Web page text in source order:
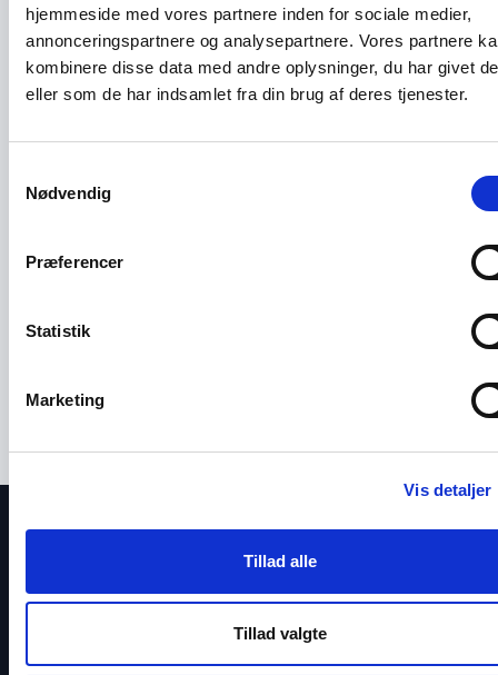
hjemmeside med vores partnere inden for sociale medier,
annonceringspartnere og analysepartnere. Vores partnere
kombinere disse data med andre oplysninger, du har givet
eller som de har indsamlet fra din brug af deres tjenester.
Nødvendig
Præferencer
Statistik
Marketing
Vis detaljer
Tillad alle
Tillad valgte
foredragsholdere tale
om ledelse, adfærd og
trends.
7.
2026
08.30-Frederiksberg
: LearnX-dagen om ledelse, trivsel
jer inspiration til jeres
kommende
arrangementer.
25.
13.00- København
:
Tilmeld dig vores nyhedsbrev og få løbende gode
inspiration til dine arrangementer.